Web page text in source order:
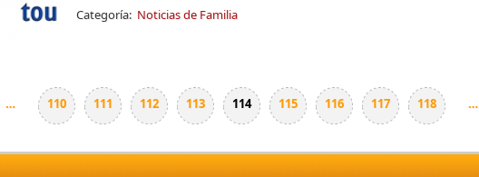
Categoría: Noticias de Familia
… 110 111 112 113 114 115 116 117 118 …